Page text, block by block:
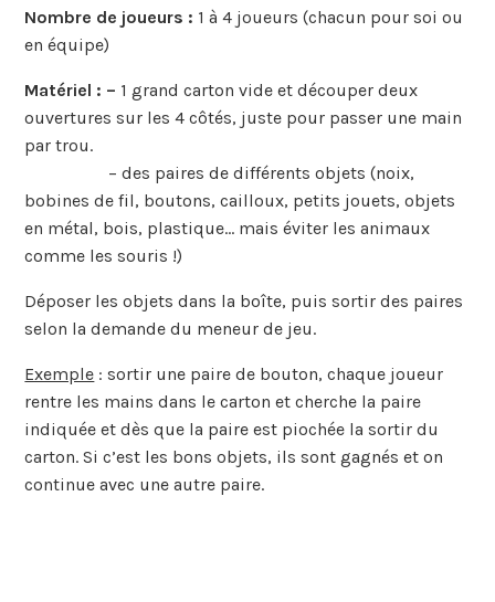
Nombre de joueurs : 1 à 4 joueurs (chacun pour soi ou
en équipe)
Matériel : – 1 grand carton vide et découper deux
ouvertures sur les 4 côtés, juste pour passer une main
par trou.
– des paires de différents objets (noix,
bobines de fil, boutons, cailloux, petits jouets, objets
en métal, bois, plastique… mais éviter les animaux
comme les souris !)
Déposer les objets dans la boîte, puis sortir des paires
selon la demande du meneur de jeu.
Exemple : sortir une paire de bouton, chaque joueur
rentre les mains dans le carton et cherche la paire
indiquée et dès que la paire est piochée la sortir du
carton. Si c’est les bons objets, ils sont gagnés et on
continue avec une autre paire.